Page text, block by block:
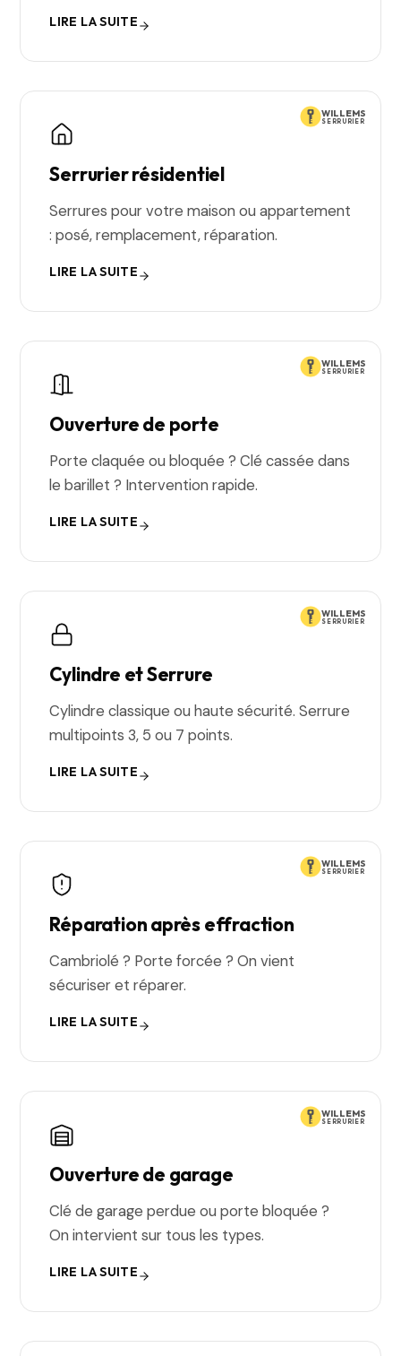
LIRE LA SUITE
WILLEMS
SERRURIER
Serrurier résidentiel
Serrures pour votre maison ou appartement
: posé, remplacement, réparation.
LIRE LA SUITE
WILLEMS
SERRURIER
Ouverture de porte
Porte claquée ou bloquée ? Clé cassée dans
le barillet ? Intervention rapide.
LIRE LA SUITE
WILLEMS
SERRURIER
Cylindre et Serrure
Cylindre classique ou haute sécurité. Serrure
multipoints 3, 5 ou 7 points.
LIRE LA SUITE
WILLEMS
SERRURIER
Réparation après effraction
Cambriolé ? Porte forcée ? On vient
sécuriser et réparer.
LIRE LA SUITE
WILLEMS
SERRURIER
Ouverture de garage
Clé de garage perdue ou porte bloquée ?
On intervient sur tous les types.
LIRE LA SUITE